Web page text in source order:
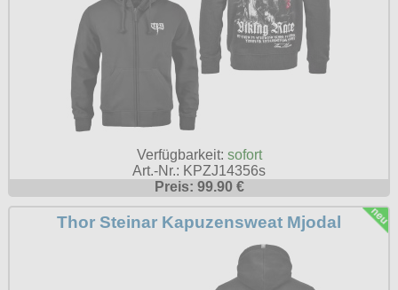
Verfügbarkeit: sofort
Art.-Nr.: KPZJ14356s
Preis: 99.90 €
Thor Steinar Kapuzensweat Mjodal